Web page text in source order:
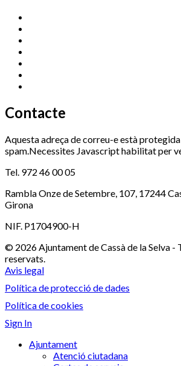
Contacte
Aquesta adreça de correu-e està
spam.Necessites Javascript habilitat per
Tel. 972 46 00 05
Rambla Onze de Setembre, 107, 17244
Girona
NIF. P1704900-H
© 2026 Ajuntament de Cassà de la Selva -
reservats.
Avis legal
Política de protecció de dades
Política de cookies
Sign In
Ajuntament
Atenció ciutadana